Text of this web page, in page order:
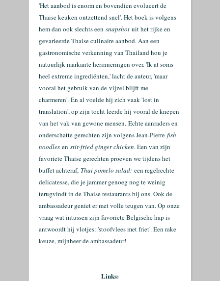
'Het aanbod is enorm en bovendien evolueert de
Thaise keuken ontzettend snel'. Het boek is volgens
hem dan ook slechts een snapshot uit het rijke en
gevarieerde Thaise culinaire aanbod. Aan een
gastronomische verkenning van Thailand hou je
natuurlijk markante herinneringen over. 'Ik at soms
heel extreme ingrediënten,' lacht de auteur, 'maar
vooral het gebruik van de vijzel blijft me
charmeren'. En al voelde hij zich vaak 'lost in
translation', op zijn tocht leerde hij vooral de knepen
van het vak van gewone mensen. Echte aanraders en
onderschatte gerechten zijn volgens Jean-Pierre fish
noodles en stir-fried ginger chicken. Een van zijn
favoriete Thaise gerechten proeven we tijdens het
buffet achteraf, Thai pomelo salad: een regelrechte
delicatesse, die je jammer genoeg nog te weinig
terugvindt in de Thaise restaurants bij ons. Ook de
ambassadeur geniet er met volle teugen van. Op onze
vraag wat intussen zijn favoriete Belgische hap is
antwoordt hij vlotjes: 'stoofvlees met friet'. Een rake
keuze, mijnheer de ambassadeur!
Links: